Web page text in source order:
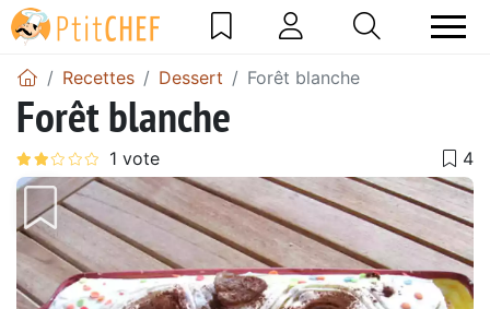
Recettes Dessert Forêt blanche
Forêt blanche